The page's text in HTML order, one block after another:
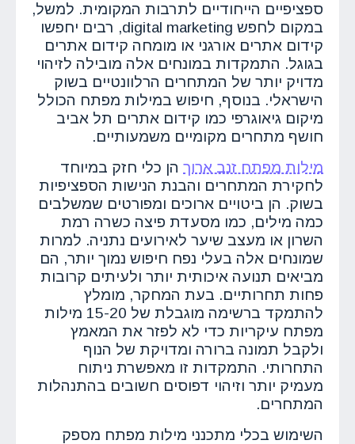
ספציפיים הייחודיים לתרבות המקומית. למשל,
במקום לחפש digital marketing, רבים יחפשו
קידום אתרים אורגני או מומחה קידום אתרים
בגוגל. התמקדות במונחים אלה מובילה לזיהוי
מדויק יותר של המתחרים הרלוונטיים בשוק
הישראלי. בנוסף, חיפוש במילות מפתח הכולל
מיקום גיאוגרפי כמו קידום אתרים תל אביב
חושף מתחרים מקומיים משמעותיים.
מילות מפתח זנב ארוך הן כלי חזק במיוחד
לחקירת המתחרים והבנת הנישות הספציפיות
בשוק. הן ביטויים ארוכים ומפורטים שמשלבים
כמה מילים, כמו מסעדת פיצה כשרה רמת
השרון או מעצב שיער לאירועים נתניה. למרות
שמונחים אלה בעלי נפח חיפוש נמוך יותר, הם
מביאים תנועה איכותית יותר ולעיתים קרובות
פחות תחרותיים. בעת המחקר, מומלץ
להתמקד ברשימה מוגבלת של 15-20 מילות
מפתח עיקריות כדי לא לפזר את המאמץ
ולקבל תמונה ברורה ומדויקת של הנוף
התחרותי. התמקדות זו מאפשרת ניתוח
מעמיק יותר וזיהוי דפוסים חשובים בהתנהלות
המתחרים.
השימוש בכלי מתכנני מילות מפתח מספק